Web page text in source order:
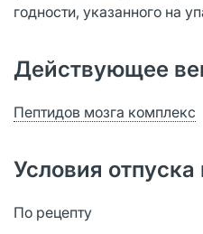
годности, указанного на
Действующее
Пептидов мозга комплекс
Условия отпуска
По рецепту